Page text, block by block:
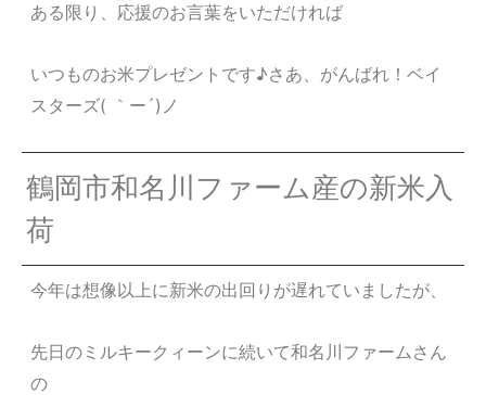
ある限り、応援のお言葉をいただければ
いつものお米プレゼントです♪さあ、がんばれ！ベイ
スターズ( ｀ー´)ノ
鶴岡市和名川ファーム産の新米入
荷
今年は想像以上に新米の出回りが遅れていましたが、
先日のミルキークィーンに続いて和名川ファームさん
の